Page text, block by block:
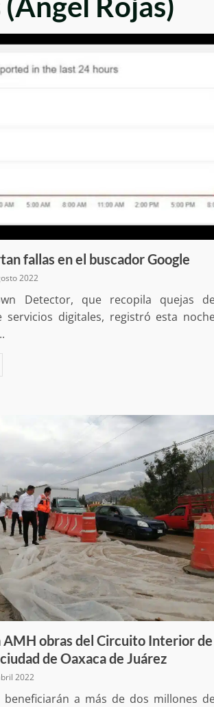
fallas en el buscador Google
2022
Detector, que recopila quejas
servicios digitales, registró esta
AMH obras del Circuito Interior de
de Oaxaca de Juárez
2022
beneficiarán a más de dos millones
con orden y tranquilidad el proceso
extraordinario de Santiago Xanica:
Jesús Romero
7 agosto 2026